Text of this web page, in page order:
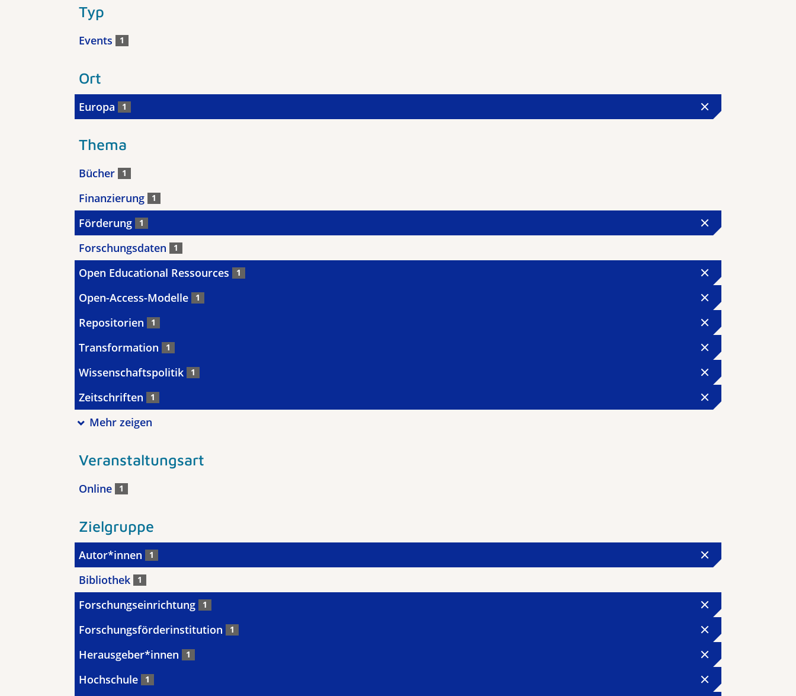
Typ
Events 1
Ort
Europa 1
Thema
Bücher 1
Finanzierung 1
Förderung 1
Forschungsdaten 1
Open Educational Ressources 1
Open-Access-Modelle 1
Repositorien 1
Transformation 1
Wissenschaftspolitik 1
Zeitschriften 1
Mehr zeigen
Veranstaltungsart
Online 1
Zielgruppe
Autor*innen 1
Bibliothek 1
Forschungseinrichtung 1
Forschungsförderinstitution 1
Herausgeber*innen 1
Hochschule 1